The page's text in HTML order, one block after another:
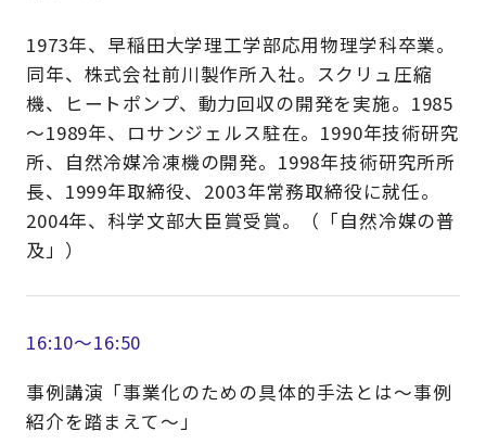
1973年、早稲田大学理工学部応用物理学科卒業。
同年、株式会社前川製作所入社。スクリュ圧縮
機、ヒートポンプ、動力回収の開発を実施。1985
～1989年、ロサンジェルス駐在。1990年技術研究
所、自然冷媒冷凍機の開発。1998年技術研究所所
長、1999年取締役、2003年常務取締役に就任。
2004年、科学文部大臣賞受賞。（「自然冷媒の普
及」）
16:10～16:50
事例講演「事業化のための具体的手法とは～事例
紹介を踏まえて～」